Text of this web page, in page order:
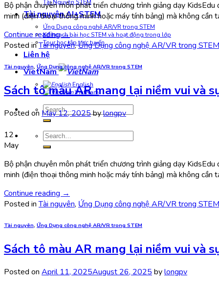
Tài Nguyên STEM
Tài nguyên AI+STEM
Ứng Dụng công nghệ AR/VR trong STEM
Kế hoạch bài học STEM và hoạt động trong lớp
Tour học tập trực tuyến
Liên hệ
VietNam
English
VietNam
Search
for:
Search
for:
Bộ phận chuyên môn phát triển chương trình giảng dạy
minh (điện thoại thông minh hoặc máy tính bảng) mà không cần
Continue reading→
Posted inTài nguyên,Ứng Dụng công nghệ AR/VR trong STEM
Tài nguyên, Ứng Dụng công nghệ AR/VR trong STEM
Sách tô màu AR mang lại niềm vui và
Posted on May 12, 2025bylongpv
12
May
Bộ phận chuyên môn phát triển chương trình giảng dạy
minh (điện thoại thông minh hoặc máy tính bảng) mà không cần
Continue reading →
Posted inTài nguyên, Ứng Dụng công nghệ AR/VR trong STEM
Tài nguyên, Ứng Dụng công nghệ AR/VR trong STEM
Sách tô màu AR mang lại niềm vui và
Posted on April 11, 2025August 26, 2025 bylongpv